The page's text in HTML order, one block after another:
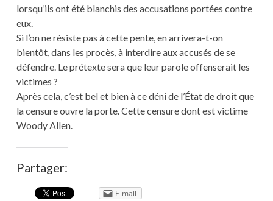
lorsqu’ils ont été blanchis des accusations portées contre
eux.
Si l’on ne résiste pas à cette pente, en arrivera-t-on
bientôt, dans les procès, à interdire aux accusés de se
défendre. Le prétexte sera que leur parole offenserait les
victimes ?
Après cela, c’est bel et bien à ce déni de l’État de droit que
la censure ouvre la porte. Cette censure dont est victime
Woody Allen.
Partager:
E-mail